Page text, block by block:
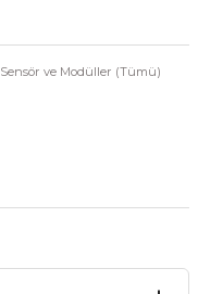
Sensör ve Modüller (Tümü)